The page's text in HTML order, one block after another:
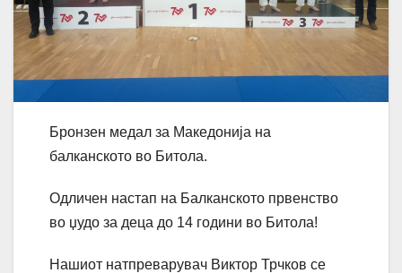
Бронзен медал за Македонија на
балканското во Битола.
Одличен настап на Балканското првенство
во џудо за деца до 14 години во Битола!
Нашиот натпреварувач Виктор Трчков се